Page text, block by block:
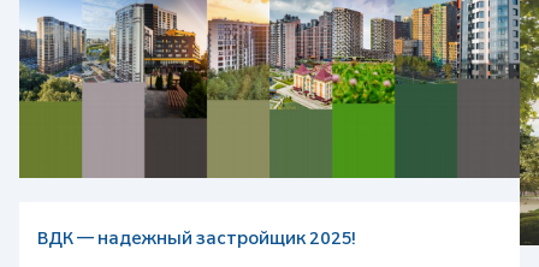
ВДК — надежный застройщик 2025!